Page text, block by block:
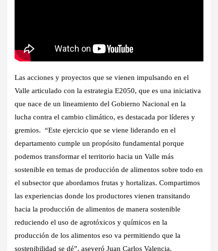
Las acciones y proyectos que se vienen impulsando en el
Valle articulado con la estrategia E2050, que es una iniciativa
que nace de un lineamiento del Gobierno Nacional en la
lucha contra el cambio climático, es destacada por líderes y
gremios. “Este ejercicio que se viene liderando en el
departamento cumple un propósito fundamental porque
podemos transformar el territorio hacia un Valle más
sostenible en temas de producción de alimentos sobre todo en
el subsector que abordamos frutas y hortalizas. Compartimos
las experiencias donde los productores vienen transitando
hacia la producción de alimentos de manera sostenible
reduciendo el uso de agrotóxicos y químicos en la
producción de los alimentos eso va permitiendo que la
sostenibilidad se dé”, aseveró Juan Carlos Valencia,